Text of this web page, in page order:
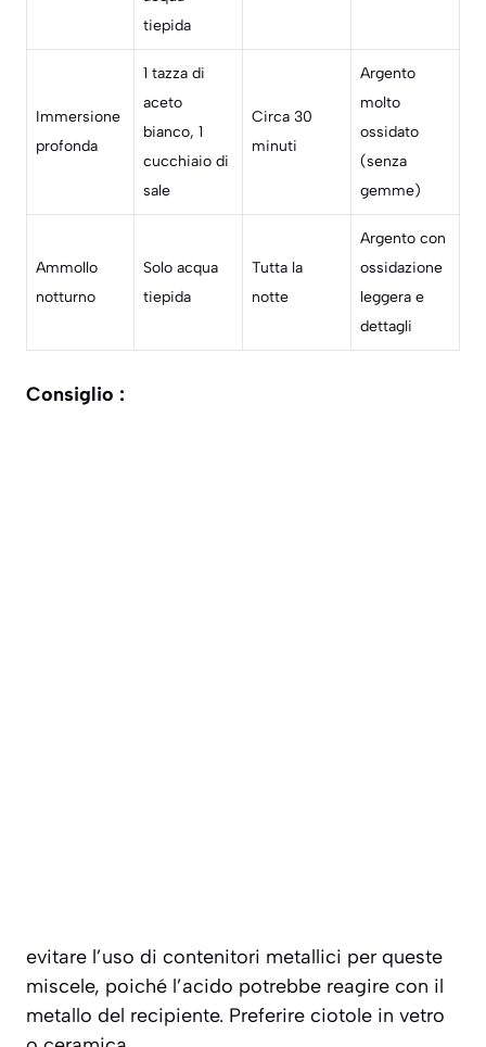
tiepida
Immersione
profonda
1 tazza di
aceto
bianco, 1
cucchiaio di
sale
Circa 30
minuti
Argento
molto
ossidato
(senza
gemme)
Ammollo
notturno
Solo acqua
tiepida
Tutta la
notte
Argento con
ossidazione
leggera e
dettagli
Consiglio :
evitare l’uso di contenitori metallici per queste
miscele, poiché l’acido potrebbe reagire con il
metallo del recipiente. Preferire ciotole in vetro